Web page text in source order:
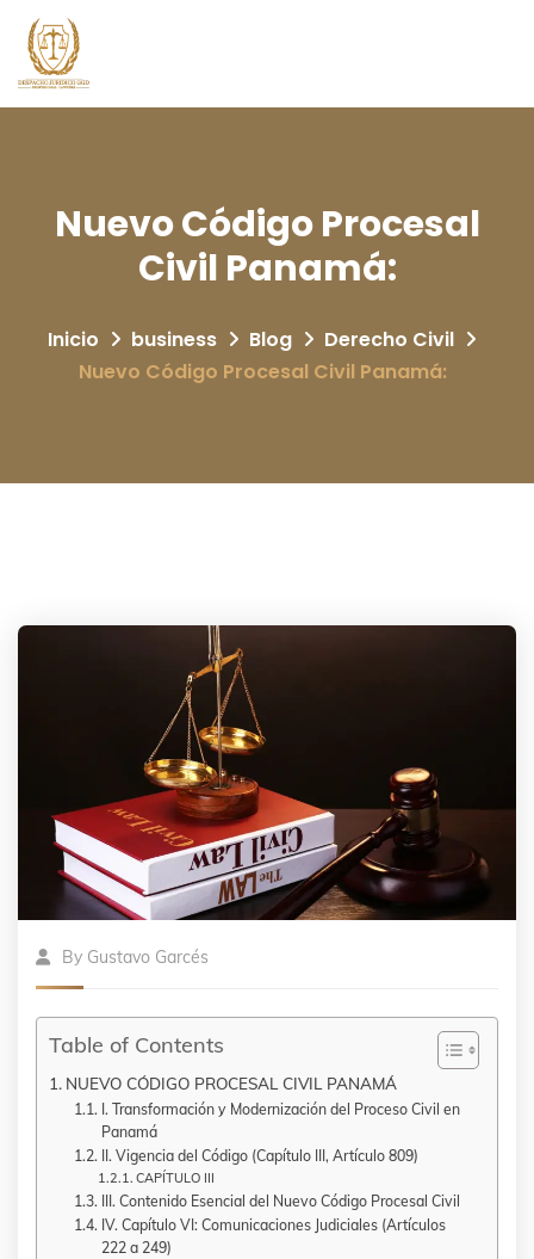
Nuevo Código Procesal
Civil Panamá:
Inicio business Blog
Derecho Civil
Nuevo Código Procesal Civil Panamá:
By Gustavo Garcés
Table of Contents
NUEVO CÓDIGO PROCESAL CIVIL PANAMÁ
I. Transformación y Modernización del Proceso Civil en
Panamá
II. Vigencia del Código (Capítulo III, Artículo 809)
CAPÍTULO III
III. Contenido Esencial del Nuevo Código Procesal Civil
IV. Capítulo VI: Comunicaciones Judiciales (Artículos
222 a 249)